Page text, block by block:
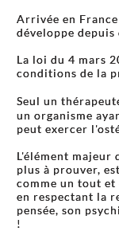
Arrivée en
développe
La loi du 4 mars
conditions de la
Seul un
un organisme
peut exercer
L'élément
plus à prouver,
comme un tout
en respectant la
pensée, son
!